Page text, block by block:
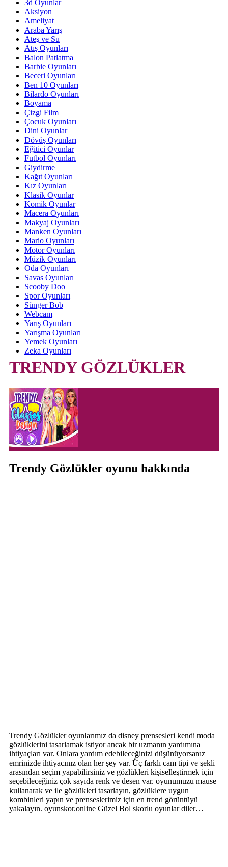
3d Oyunlar
Aksiyon
Ameliyat
Araba Yarış
Ateş ve Su
Atış Oyunları
Balon Patlatma
Barbie Oyunları
Beceri Oyunları
Ben 10 Oyunları
Bilardo Oyunları
Boyama
Çizgi Film
Çocuk Oyunları
Dini Oyunlar
Dövüş Oyunları
Eğitici Oyunlar
Futbol Oyunları
Giydirme
Kağıt Oyunları
Kız Oyunları
Klasik Oyunlar
Komik Oyunlar
Macera Oyunları
Makyaj Oyunları
Manken Oyunları
Mario Oyunları
Motor Oyunları
Müzik Oyunları
Oda Oyunları
Savas Oyunları
Scooby Doo
Spor Oyunları
Sünger Bob
Webcam
Yarış Oyunları
Yarışma Oyunları
Yemek Oyunları
Zeka Oyunları
TRENDY GÖZLÜKLER
Trendy Gözlükler oyunu hakkında
Trendy Gözlükler oyunlarımız da disney prensesleri kendi moda
gözlüklerini tasarlamak istiyor ancak bir uzmanın yardımına
ihtiyaçları var. Onlara yardım edebileceğinizi düşünüyorsanız
emrinizde ihtiyacınız olan her şey var. Üç farklı cam tipi ve şekli
arasından seçim yapabilirsiniz ve gözlükleri kişiselleştirmek için
seçebileceğiniz çok sayıda renk ve desen var. oyunumuzu mause
kullanarak ve ile gözlükleri tasarlayın, gözlüklere uygun
kombinleri yapın ve prenseslerimiz için en trend görüntüyü
yakalayın. oyunskor.online Güzel Bol skorlu oyunlar diler…